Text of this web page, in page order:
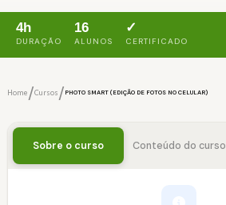
4h
DURAÇÃO
16
ALUNOS
✓
CERTIFICADO
Home/Cursos/ PHOTO SMART (EDIÇÃO DE FOTOS NO CELULAR)
Sobre o curso Conteúdo do curso